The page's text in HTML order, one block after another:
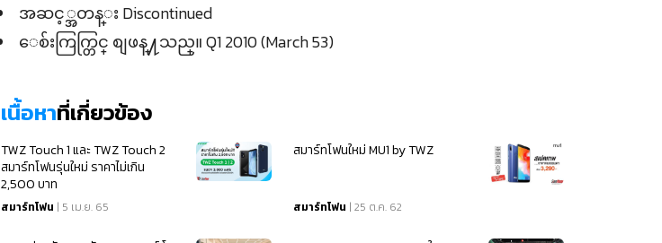
အဆင့္အတန္း Discontinued
ေစ်းကြက္တြင္ စျဖန္႔သည္။ Q1 2010 (March 53)
เนื้อหาที่เกี่ยวข้อง
TWZ Touch 1 และ TWZ Touch 2
สมาร์ทโฟนรุ่นใหม่ ราคาไม่เกิน
2,500 บาท
สมาร์ทโฟน | 5 เม.ย. 65
สมาร์ทโฟนใหม่ MU1 by TWZ
สมาร์ทโฟน | 25 ต.ค. 62